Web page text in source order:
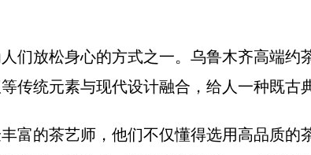
们放松身心的方式之一。乌鲁木齐高端约
传统元素与现代设计融合，给人一种既古
富的茶艺师，他们不仅懂得选用高品质的